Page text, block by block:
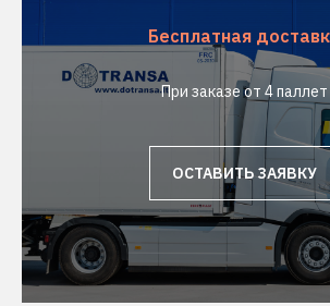
Бесплатная
При заказе от 4 паллет
ОСТАВИТЬ ЗАЯВКУ